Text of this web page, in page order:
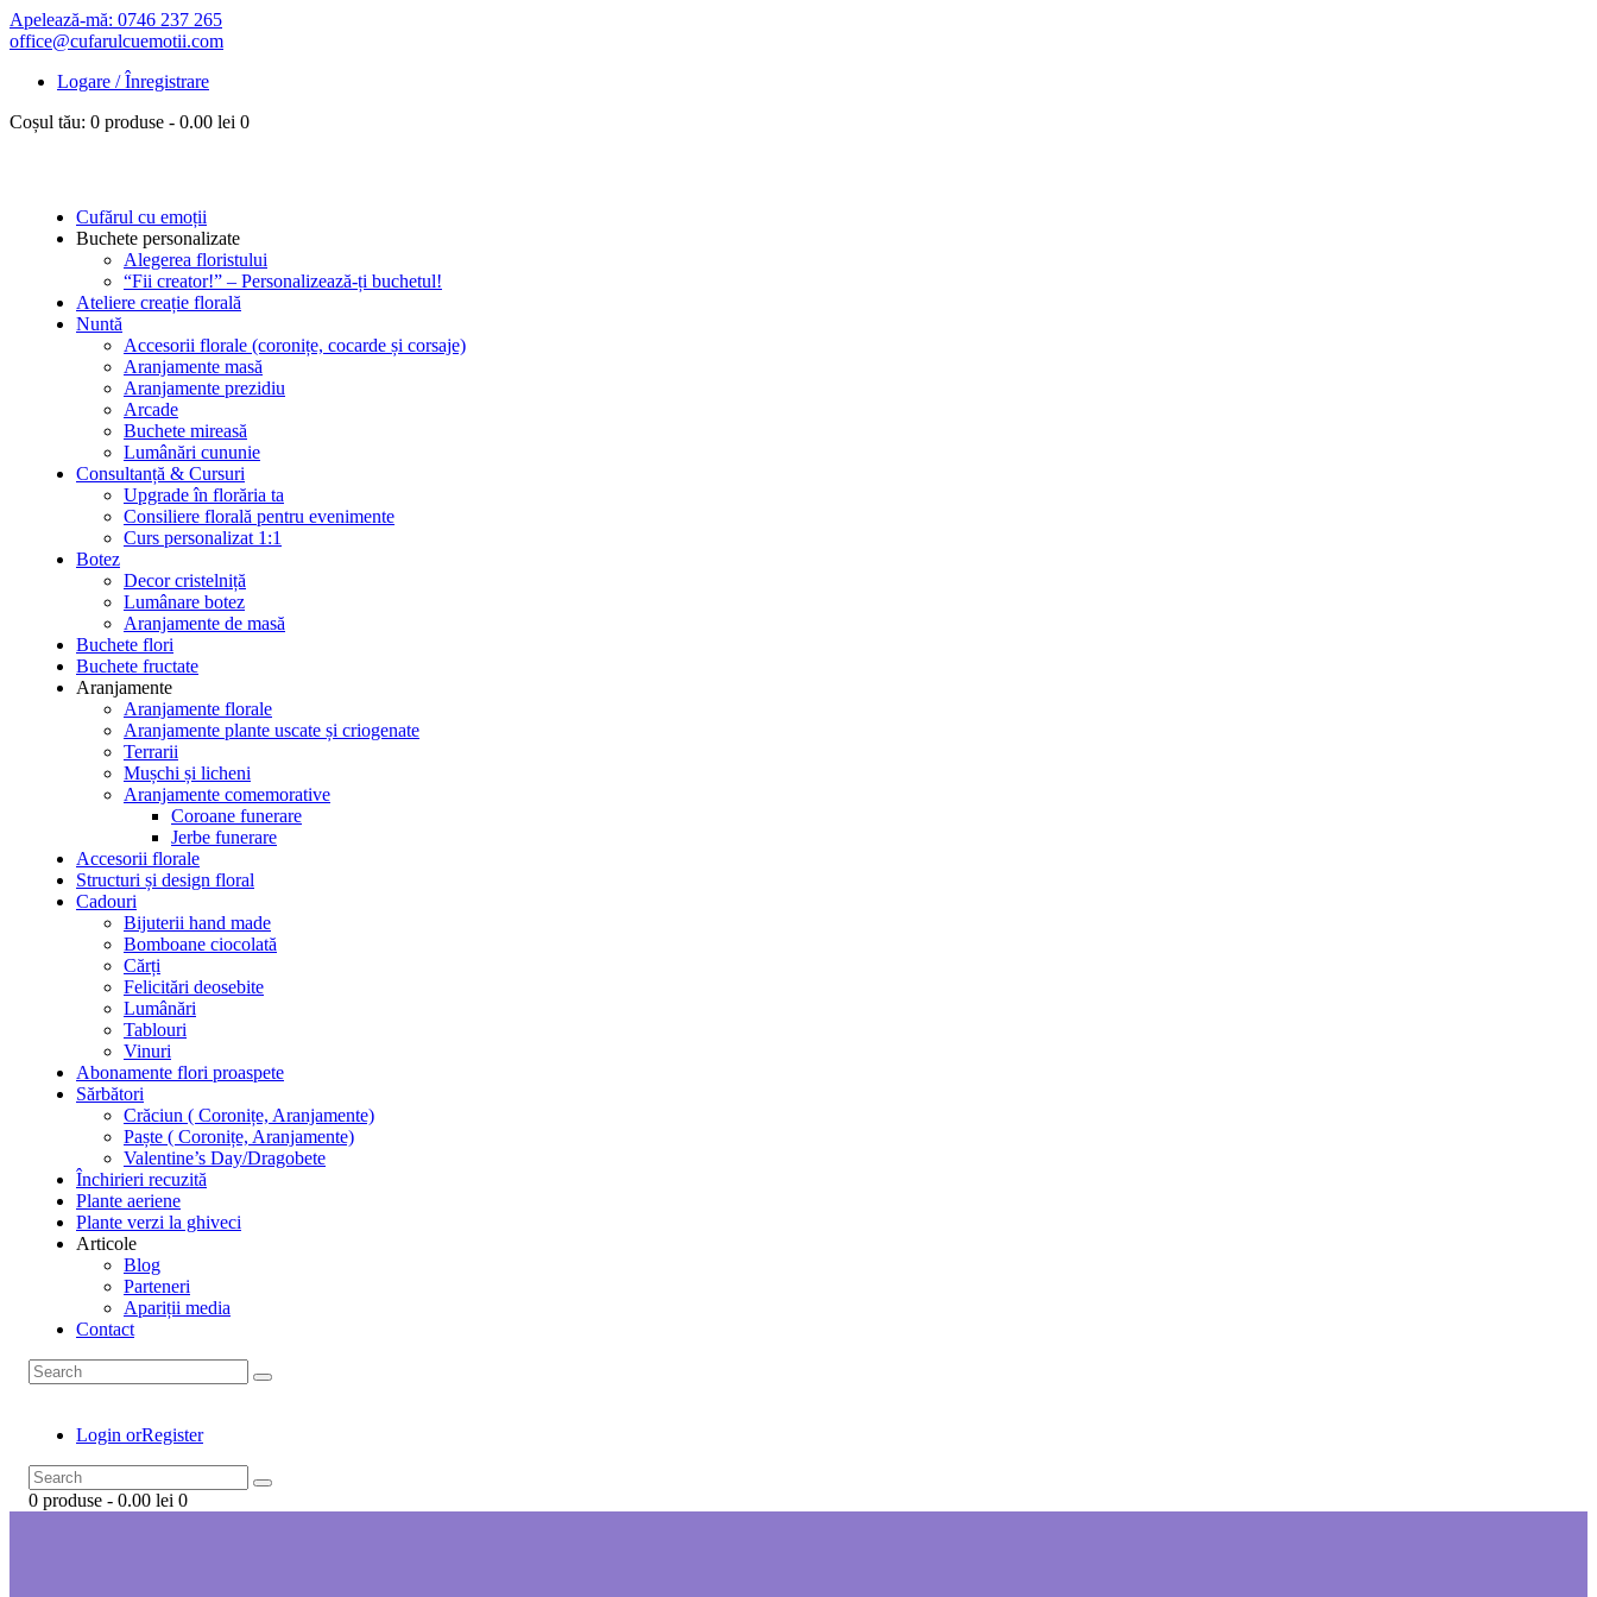
Apelează-mă: 0746 237 265
office@cufarulcuemotii.com
Logare / Înregistrare
Coșul tău: 0 produse - 0.00 lei 0
Cufărul cu emoții
Buchete personalizate
Alegerea floristului
“Fii creator!” – Personalizează-ți buchetul!
Ateliere creație florală
Nuntă
Accesorii florale (coronițe, cocarde și corsaje)
Aranjamente masă
Aranjamente prezidiu
Arcade
Buchete mireasă
Lumânări cununie
Consultanță & Cursuri
Upgrade în florăria ta
Consiliere florală pentru evenimente
Curs personalizat 1:1
Botez
Decor cristelniță
Lumânare botez
Aranjamente de masă
Buchete flori
Buchete fructate
Aranjamente
Aranjamente florale
Aranjamente plante uscate și criogenate
Terrarii
Mușchi și licheni
Aranjamente comemorative
Coroane funerare
Jerbe funerare
Accesorii florale
Structuri și design floral
Cadouri
Bijuterii hand made
Bomboane ciocolată
Cărți
Felicitări deosebite
Lumânări
Tablouri
Vinuri
Abonamente flori proaspete
Sărbători
Crăciun ( Coronițe, Aranjamente)
Paște ( Coronițe, Aranjamente)
Valentine’s Day/Dragobete
Închirieri recuzită
Plante aeriene
Plante verzi la ghiveci
Articole
Blog
Parteneri
Apariții media
Contact
Login orRegister
0 produse - 0.00 lei 0